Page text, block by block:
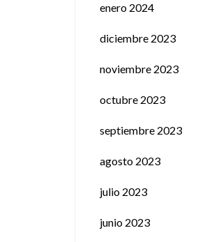
enero 2024
diciembre 2023
noviembre 2023
octubre 2023
septiembre 2023
agosto 2023
julio 2023
junio 2023